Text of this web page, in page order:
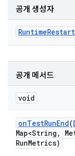
공개 생성자
RuntimeRestart
공개 메서드
void
onTestRunEnd(
Map<String ,
RunMetrics)